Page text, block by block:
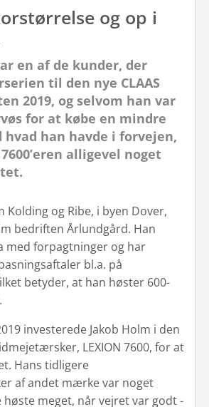
og op i
en af de kunder, der
til den nye CLAAS
2019, og selvom han var
for at købe en mindre
hvad han havde i forvejen,
alligevel noget
Kolding og Ribe, i byen Dover,
bedriften Årlundgård. Han
med forpagtninger og har
bl.a. på
betyder, at han høster 600-
investerede Jakob Holm i den
LEXION 7600, for at
Hans tidligere
af andet mærke var noget
meget, når vejret var godt -